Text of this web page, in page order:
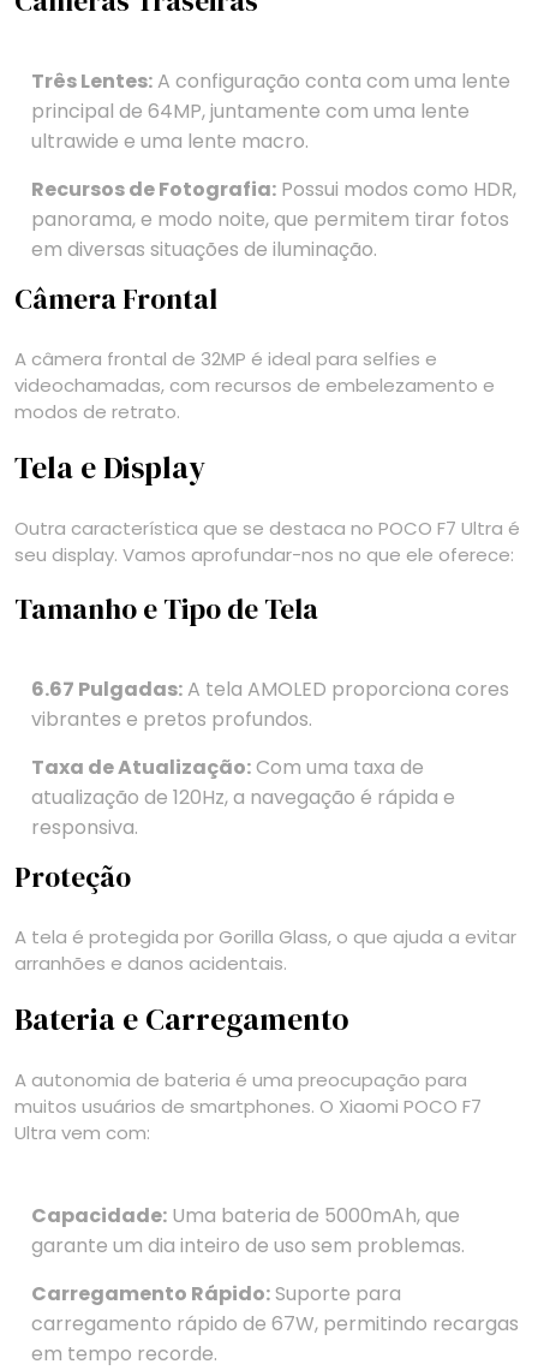
Três Lentes:A configuração conta com uma lente
principal de 64MP, juntamente com uma lente
ultrawide e uma lente macro.
Recursos de Fotografia: Possui modos como HDR,
panorama, e modo noite, que permitem tirar fotos
em diversas situações de iluminação.
Câmera Frontal
A câmera frontal de 32MP é ideal para selfies e
videochamadas, com recursos de embelezamento e
modos de retrato.
Tela e Display
Outra característica que se destaca no POCO F7 Ultra é
seu display. Vamos aprofundar-nos no que ele oferece:
Tamanho e Tipo de Tela
6.67 Pulgadas:A tela AMOLED proporciona cores
vibrantes e pretos profundos.
Taxa de Atualização:Com uma taxa de
atualização de 120Hz, a navegação é rápida e
responsiva.
Proteção
A tela é protegida por Gorilla Glass, o que ajuda a evitar
arranhões e danos acidentais.
Bateria e Carregamento
A autonomia de bateria é uma preocupação para
muitos usuários de smartphones. O Xiaomi POCO F7
Ultra vem com:
Capacidade: Uma bateria de 5000mAh, que
garante um dia inteiro de uso sem problemas.
Carregamento Rápido:Suporte para
carregamento rápido de 67W, permitindo recargas
em tempo recorde.